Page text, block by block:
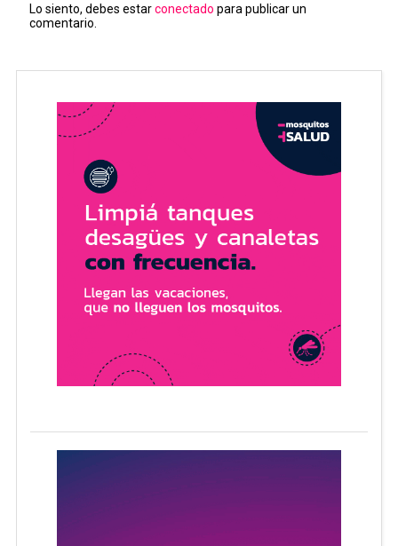
Lo siento, debes estarconectado para publicar un
comentario.